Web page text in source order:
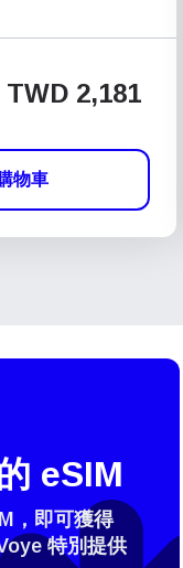
TWD 2,181
物車
eSIM
，即可獲得
特別提供